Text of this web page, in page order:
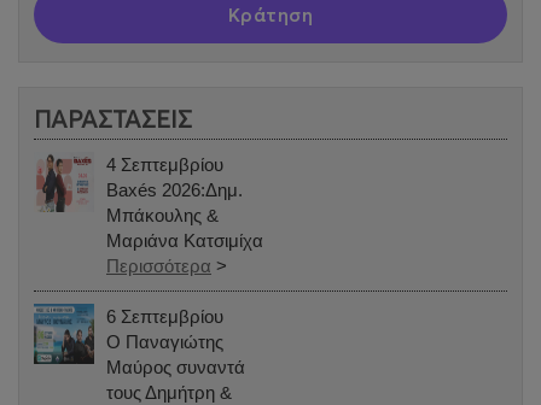
Κράτηση
ΠΑΡΑΣΤΑΣΕΙΣ
4 Σεπτεμβρίου
Baxés 2026:Δημ.
Μπάκουλης &
Μαριάνα Κατσιμίχα
Περισσότερα >
6 Σεπτεμβρίου
Ο Παναγιώτης
Μαύρος συναντά
τους Δημήτρη &